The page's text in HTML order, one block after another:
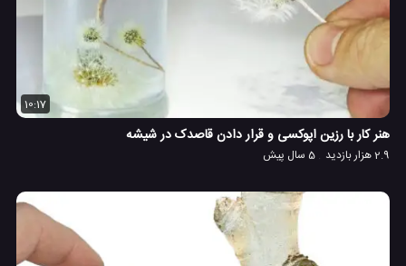
10:17
هنر کار با رزین اپوکسی و قرار دادن قاصدک در شیشه
2.9 هزار بازدید 5 سال پیش